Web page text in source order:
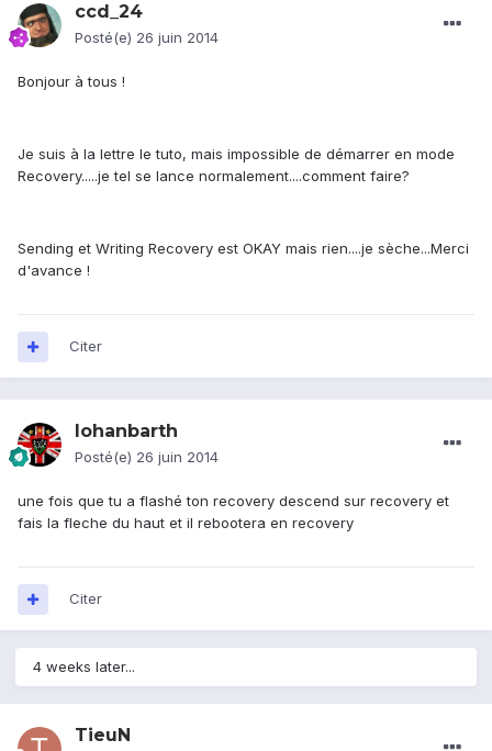
ccd_24
Posté(e) 26 juin 2014
Bonjour à tous !
Je suis à la lettre le tuto, mais impossible de démarrer en mode
Recovery.....je tel se lance normalement....comment faire?
Sending et Writing Recovery est OKAY mais rien....je sèche...Merci
d'avance !
Citer
lohanbarth
Posté(e) 26 juin 2014
une fois que tu a flashé ton recovery descend sur recovery et
fais la fleche du haut et il rebootera en recovery
Citer
4 weeks later...
TieuN